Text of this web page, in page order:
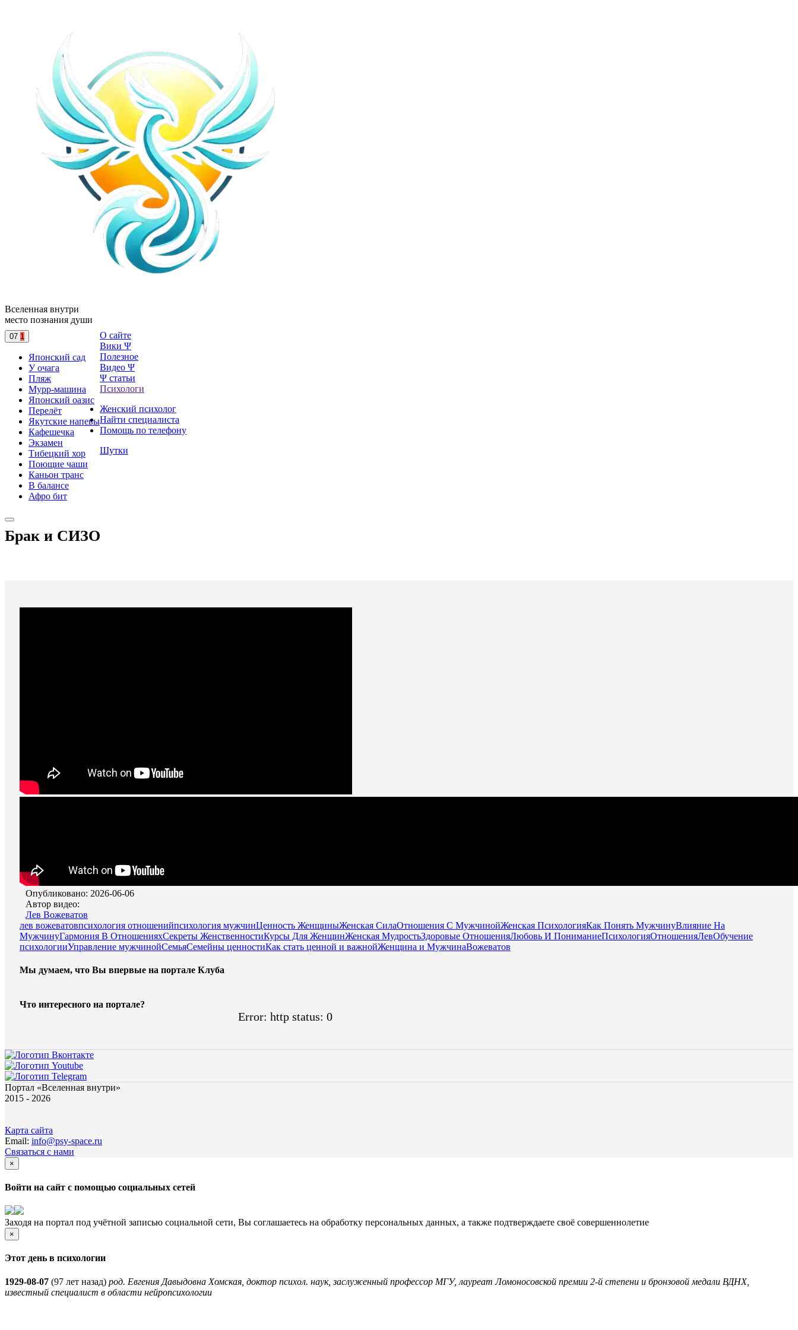
Вселенная внутри
место познания души
07 1
Японский сад
У очага
Пляж
Мурр-машина
Японский оазис
Перелёт
Якутские напевы
Кафешечка
Экзамен
Тибецкий хор
Поющие чаши
Каньон транс
В балансе
Афро бит
О сайте
Вики Ψ
Полезное
Видео Ψ
Ψ статьи
Психологи
Женский психолог
Найти специалиста
Помощь по телефону
Шутки
Брак и СИЗО
Опубликовано: 2026-06-06
Автор видео:
Лев Вожеватов
лев вожеватовпсихология отношенийпсихология мужчинЦенность ЖенщиныЖенская СилаОтношения С МужчинойЖенская ПсихологияКак Понять МужчинуВлияние На
МужчинуГармония В ОтношенияхСекреты ЖенственностиКурсы Для ЖенщинЖенская МудростьЗдоровые ОтношенияЛюбовь И ПониманиеПсихологияОтношенияЛевОбучение
психологииУправление мужчинойСемьяСемейны ценностиКак стать ценной и важнойЖенщина и МужчинаВожеватов
Мы думаем, что Вы впервые на портале Клуба
Что интересного на портале?
Error: http status: 0
Портал «Вселенная внутри»
2015 - 2026
Карта сайта
Email: info@psy-space.ru
Связаться с нами
×
Войти на сайт с помощью социальных сетей
Заходя на портал под учётной записью социальной сети, Вы соглашаетесь на обработку персональных данных, а также подтверждаете своё совершеннолетие
×
Этот день в психологии
1929-08-07 (97 лет назад) род. Евгения Давыдовна Хомская, доктор психол. наук, заслуженный профессор МГУ, лауреат Ломоносовской премии 2-й степени и бронзовой медали ВДНХ,
известный специалист в области нейропсихологии